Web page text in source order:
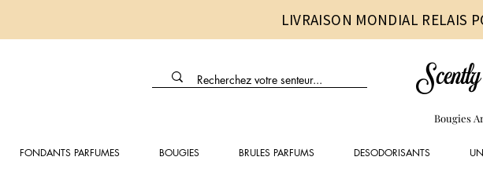
LIVRAISON MONDIAL RELAIS
Scently
Bougies
FONDANTS PARFUMES BOUGIES BRULES PARFUMS DESODORISANTS